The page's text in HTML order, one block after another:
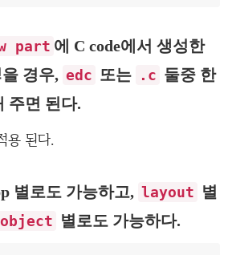
part 에 C code에서 생성한
경우, edc 또는 .c 둘중 한
주면 된다.
용 된다.
별로도 가능하고, layout 별
object 별로도 가능하다.